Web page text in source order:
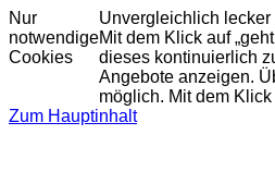
Nur
notwendige
Cookies
Unvergleichlich lecker
Mit dem Klick auf
dieses kontinuierlich
Angebote anzeigen.
möglich. Mit dem
Zum Hauptinhalt